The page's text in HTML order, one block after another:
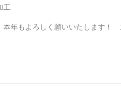
本年もよろしく願いいたします！